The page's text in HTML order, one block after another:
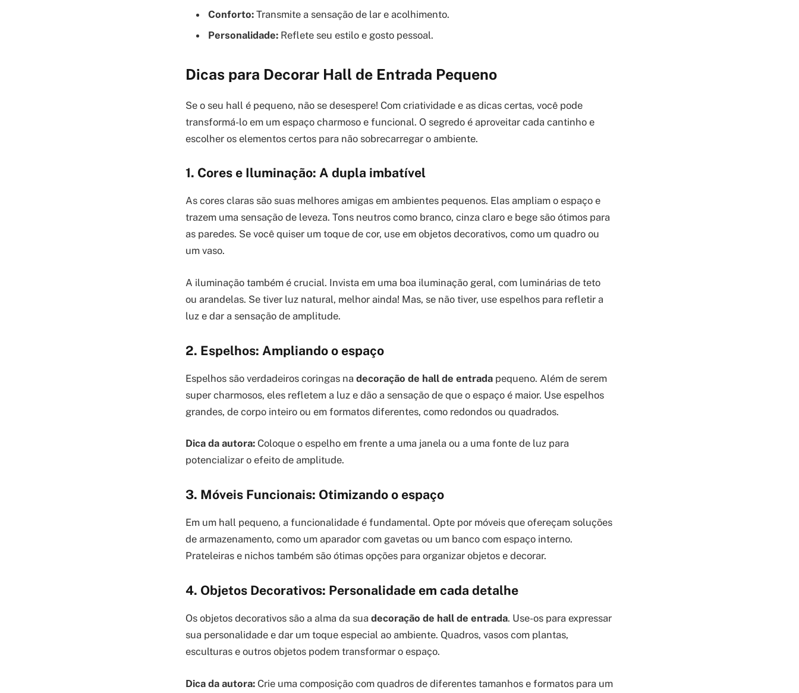
Conforto: Transmite a sensação de lar e acolhimento.
Personalidade: Reflete seu estilo e gosto pessoal.
Dicas para Decorar Hall de Entrada Pequeno
Se o seu hall é pequeno, não se desespere! Com criatividade e as dicas certas, você pode
transformá-lo em um espaço charmoso e funcional. O segredo é aproveitar cada cantinho e
escolher os elementos certos para não sobrecarregar o ambiente.
1. Cores e Iluminação: A dupla imbatível
As cores claras são suas melhores amigas em ambientes pequenos. Elas ampliam o espaço e
trazem uma sensação de leveza. Tons neutros como branco, cinza claro e bege são ótimos para
as paredes. Se você quiser um toque de cor, use em objetos decorativos, como um quadro ou
um vaso.
A iluminação também é crucial. Invista em uma boa iluminação geral, com luminárias de teto
ou arandelas. Se tiver luz natural, melhor ainda! Mas, se não tiver, use espelhos para refletir a
luz e dar a sensação de amplitude.
2. Espelhos: Ampliando o espaço
Espelhos são verdadeiros coringas na decoração de hall de entrada pequeno. Além de serem
super charmosos, eles refletem a luz e dão a sensação de que o espaço é maior. Use espelhos
grandes, de corpo inteiro ou em formatos diferentes, como redondos ou quadrados.
Dica da autora: Coloque o espelho em frente a uma janela ou a uma fonte de luz para
potencializar o efeito de amplitude.
3. Móveis Funcionais: Otimizando o espaço
Em um hall pequeno, a funcionalidade é fundamental. Opte por móveis que ofereçam soluções
de armazenamento, como um aparador com gavetas ou um banco com espaço interno.
Prateleiras e nichos também são ótimas opções para organizar objetos e decorar.
4. Objetos Decorativos: Personalidade em cada detalhe
Os objetos decorativos são a alma da sua decoração de hall de entrada. Use-os para expressar
sua personalidade e dar um toque especial ao ambiente. Quadros, vasos com plantas,
esculturas e outros objetos podem transformar o espaço.
Dica da autora: Crie uma composição com quadros de diferentes tamanhos e formatos para um